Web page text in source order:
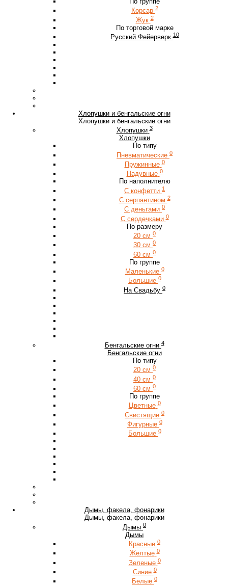
Корсар 2
Жук 2
По торговой марке
Русский Фейерверк 10
Хлопушки и бенгальские огни
Хлопушки и бенгальские огни
Хлопушки 3
Хлопушки
По типу
Пневматические 0
Пружинные 0
Надувные 0
По наполнителю
С конфетти 1
С серпантином 2
С деньгами 0
С сердечками 0
По размеру
20 см 0
30 см 0
60 см 0
По группе
Маленькие 0
Большие 0
На Свадьбу 0
Бенгальские огни 4
Бенгальские огни
По типу
20 см 0
40 см 0
60 см 0
По группе
Цветные 0
Свистящие 0
Фигурные 0
Большие 0
Дымы, факела, фонарики
Дымы, факела, фонарики
Дымы 0
Дымы
Красные 0
Желтые 0
Зеленые 0
Синие 0
Белые 0